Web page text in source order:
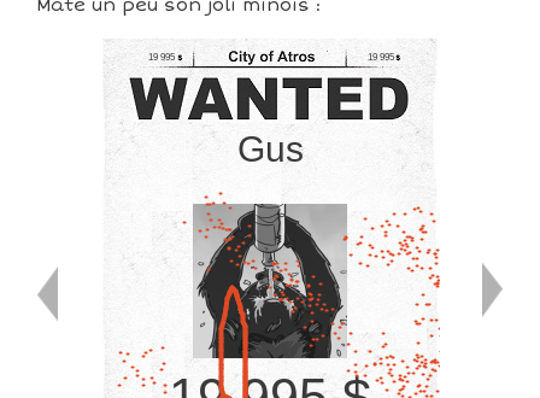
Mate un peu son joli minois :
19 995
Gus
19 995